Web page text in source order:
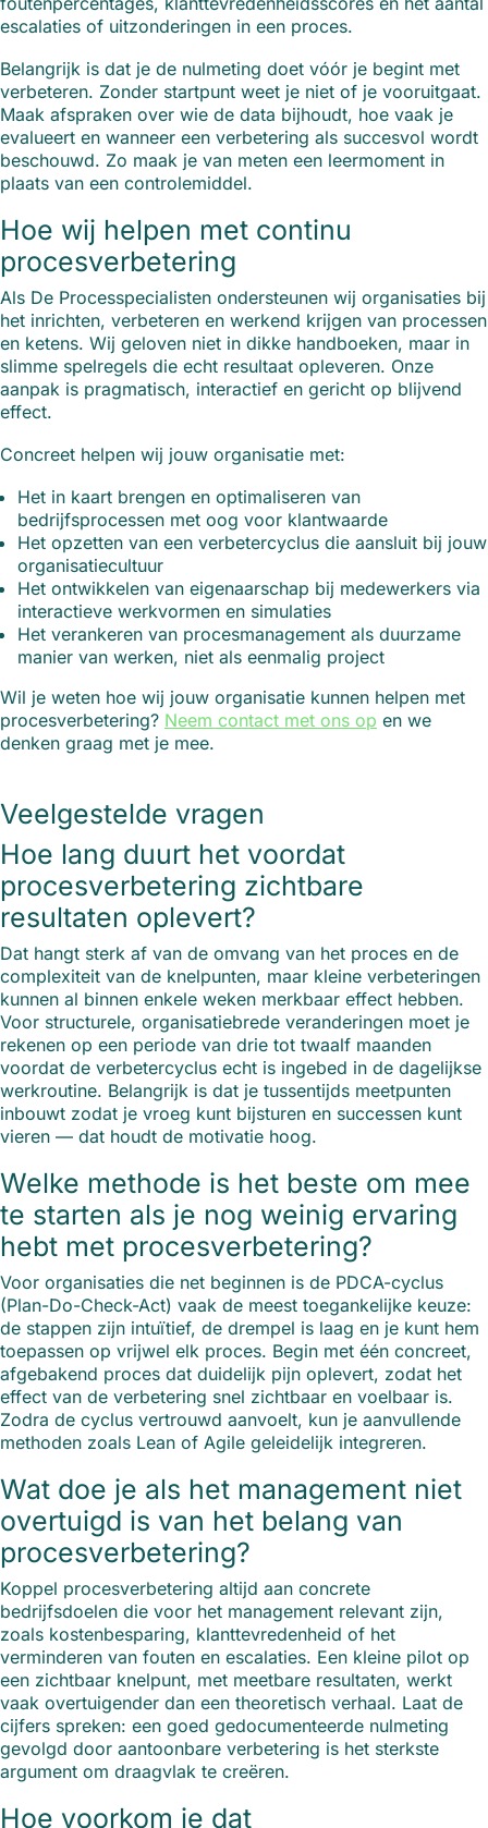
escalaties of uitzonderingen in een proces.
Belangrijk is dat je de nulmeting doet vóór je begint met
verbeteren. Zonder startpunt weet je niet of je vooruitgaat.
Maak afspraken over wie de data bijhoudt, hoe vaak je
evalueert en wanneer een verbetering als succesvol wordt
beschouwd. Zo maak je van meten een leermoment in
plaats van een controlemiddel.
Hoe wij helpen met continu
procesverbetering
Als De Processpecialisten ondersteunen wij organisaties bij
het inrichten, verbeteren en werkend krijgen van processen
en ketens. Wij geloven niet in dikke handboeken, maar in
slimme spelregels die echt resultaat opleveren. Onze
aanpak is pragmatisch, interactief en gericht op blijvend
effect.
Concreet helpen wij jouw organisatie met:
Het in kaart brengen en optimaliseren van
bedrijfsprocessen met oog voor klantwaarde
Het opzetten van een verbetercyclus die aansluit bij jouw
organisatiecultuur
Het ontwikkelen van eigenaarschap bij medewerkers via
interactieve werkvormen en simulaties
Het verankeren van procesmanagement als duurzame
manier van werken, niet als eenmalig project
Wil je weten hoe wij jouw organisatie kunnen helpen met
procesverbetering? Neem contact met ons op en we
denken graag met je mee.
Veelgestelde vragen
Hoe lang duurt het voordat
procesverbetering zichtbare
resultaten oplevert?
Dat hangt sterk af van de omvang van het proces en de
complexiteit van de knelpunten, maar kleine verbeteringen
kunnen al binnen enkele weken merkbaar effect hebben.
Voor structurele, organisatiebrede veranderingen moet je
rekenen op een periode van drie tot twaalf maanden
voordat de verbetercyclus echt is ingebed in de dagelijkse
werkroutine. Belangrijk is dat je tussentijds meetpunten
inbouwt zodat je vroeg kunt bijsturen en successen kunt
vieren — dat houdt de motivatie hoog.
Welke methode is het beste om mee
te starten als je nog weinig ervaring
hebt met procesverbetering?
Voor organisaties die net beginnen is de PDCA-cyclus
(Plan-Do-Check-Act) vaak de meest toegankelijke keuze:
de stappen zijn intuïtief, de drempel is laag en je kunt hem
toepassen op vrijwel elk proces. Begin met één concreet,
afgebakend proces dat duidelijk pijn oplevert, zodat het
effect van de verbetering snel zichtbaar en voelbaar is.
Zodra de cyclus vertrouwd aanvoelt, kun je aanvullende
methoden zoals Lean of Agile geleidelijk integreren.
Wat doe je als het management niet
overtuigd is van het belang van
procesverbetering?
Koppel procesverbetering altijd aan concrete
bedrijfsdoelen die voor het management relevant zijn,
zoals kostenbesparing, klanttevredenheid of het
verminderen van fouten en escalaties. Een kleine pilot op
een zichtbaar knelpunt, met meetbare resultaten, werkt
vaak overtuigender dan een theoretisch verhaal. Laat de
cijfers spreken: een goed gedocumenteerde nulmeting
gevolgd door aantoonbare verbetering is het sterkste
argument om draagvlak te creëren.
Hoe voorkom je dat